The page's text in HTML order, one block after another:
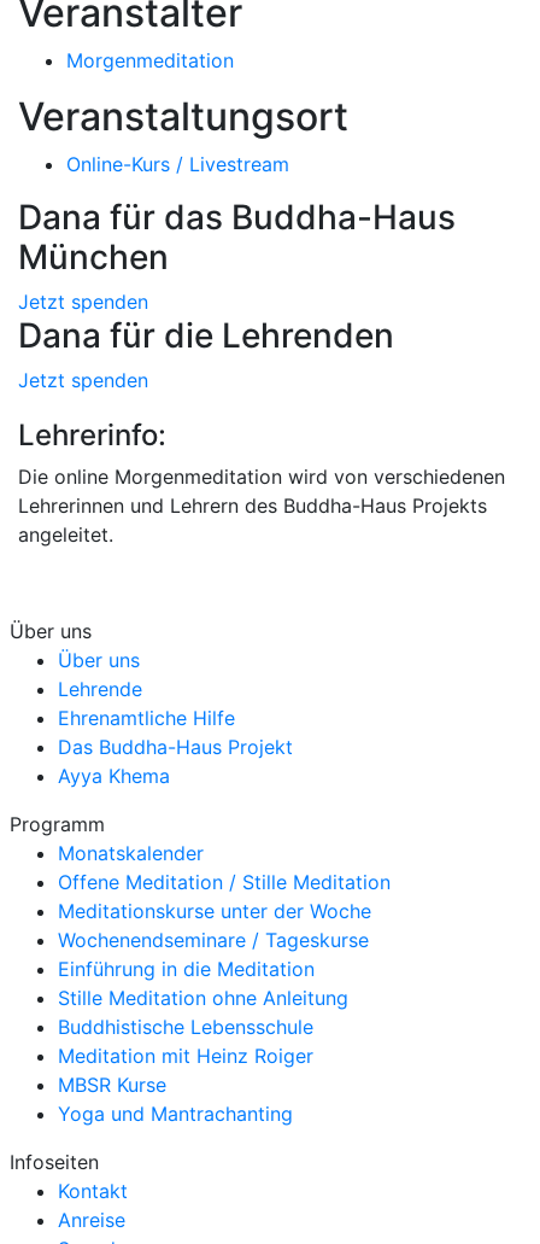
Veranstalter
Morgenmeditation
Veranstaltungsort
Online-Kurs / Livestream
Dana für das Buddha-Haus
München
Jetzt spenden
Dana für die Lehrenden
Jetzt spenden
Lehrerinfo:
Die online Morgenmeditation wird von verschiedenen
Lehrerinnen und Lehrern des Buddha-Haus Projekts
angeleitet.
Über uns
Über uns
Lehrende
Ehrenamtliche Hilfe
Das Buddha-Haus Projekt
Ayya Khema
Programm
Monatskalender
Offene Meditation / Stille Meditation
Meditationskurse unter der Woche
Wochenendseminare / Tageskurse
Einführung in die Meditation
Stille Meditation ohne Anleitung
Buddhistische Lebensschule
Meditation mit Heinz Roiger
MBSR Kurse
Yoga und Mantrachanting
Infoseiten
Kontakt
Anreise